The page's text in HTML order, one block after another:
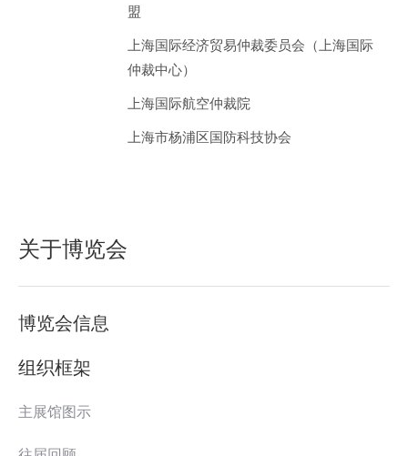
盟
上海国际经济贸易仲裁委员会（上海国际
仲裁中心）
上海国际航空仲裁院
上海市杨浦区国防科技协会
关于博览会
博览会信息
组织框架
主展馆图示